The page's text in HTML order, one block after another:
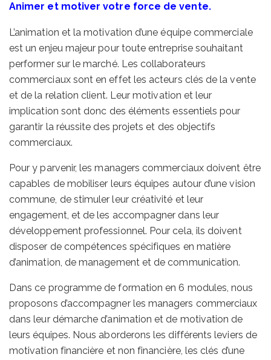
Animer et motiver votre force de vente.
L’animation et la motivation d’une équipe commerciale
est un enjeu majeur pour toute entreprise souhaitant
performer sur le marché. Les collaborateurs
commerciaux sont en effet les acteurs clés de la vente
et de la relation client. Leur motivation et leur
implication sont donc des éléments essentiels pour
garantir la réussite des projets et des objectifs
commerciaux.
Pour y parvenir, les managers commerciaux doivent être
capables de mobiliser leurs équipes autour d’une vision
commune, de stimuler leur créativité et leur
engagement, et de les accompagner dans leur
développement professionnel. Pour cela, ils doivent
disposer de compétences spécifiques en matière
d’animation, de management et de communication.
Dans ce programme de formation en 6 modules, nous
proposons d’accompagner les managers commerciaux
dans leur démarche d’animation et de motivation de
leurs équipes. Nous aborderons les différents leviers de
motivation financière et non financière, les clés d’une